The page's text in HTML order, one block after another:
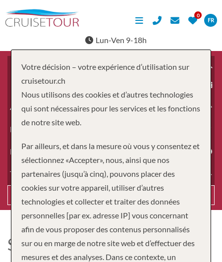
FR
Lun-Ven 9-18h
À partir du
Adultes
Enfants
Durée
Type de voyage
SCENIC TSAR
Votre décision – votre expérience d’utilisation sur
cruisetour.ch
Nous utilisons des cookies et d’autres technologies
qui sont nécessaires pour les services et les fonctions
de notre site web.
Par ailleurs, et dans la mesure où vous y consentez et
sélectionnez «Accepter», nous, ainsi que nos
partenaires (jusqu’à cinq), pouvons placer des
cookies sur votre appareil, utiliser d’autres
technologies et collecter et traiter des données
personnelles [par ex. adresse IP] vous concernant
afin de vous proposer des contenus personnalisés
sur ou en marge de notre site web et d’effectuer des
mesures et des analyses. Dans ce contexte, un